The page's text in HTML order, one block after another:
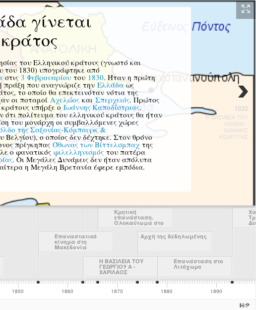
γίνεται
του Ελληνικού κράτους (γνωστό και
του 1830) υπογράφτηκε από
στις 3 Φεβρουαρίουτου 1830. Ήταν η πρώτη
πράξη που αναγνώριζε την Ελλάδαως
το οποίο θα επεκτεινόταν νότια της
οι ποταμοί Αχελώοςκαι Σπερχειός. Πρώτος
υπήρξε ο Ιωάννης Καποδίστριας.
πολίτευμα του ελληνικού κράτους θα ήταν
του μονάρχη οι συμβαλλόμενες χώρες
της Σαξονίας-Κόμπουρκ &
Βελγίου), ο οποίος δεν δέχτηκε. Στον θρόνο
πρίγκηπας Όθωνας των Βίττελσμπαχτης
ο φανατικός φιλελληνισμόςτου πατέρα
. Οι Μεγάλες Δυνάμεις δεν ήταν απόλυτα
η Μεγάλη Βρετανία έφερε εμπόδια.
1832
Η ΒΑΣΙΛΕΙΑ ΤΟΥ
ΟΘΩΝΑ -
ΙΩΑΝΝΗΣ
ΚΩΛΕΤΤΗΣ
Επαναστατικό
κίνημα στη
Μακεδονία
Η ΒΑΣΙΛΕΙΑ ΤΟΥ
ΓΕΩΡΓΙΟΥ Α -
ΧΑΡΙΛΑΟΣ
ΤΡΙΚΟΥΠΗΣ
Κρητική
επανάσταση.
Ολοκαύτωμα στο
Αρκάδι
Αρχή της δεδηλωμένης
Επανάσταση στο
Λιτόχωρο
1870
1850 1860 1880 1890